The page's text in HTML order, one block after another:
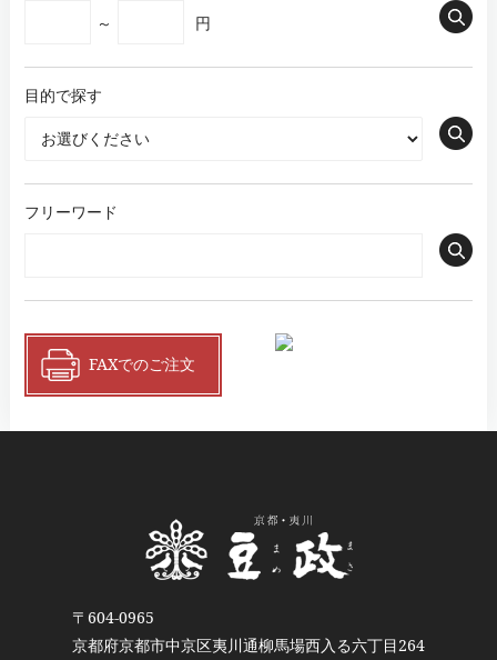
～ 円
目的で探す
フリーワード
FAXでのご注文
〒604-0965
京都府京都市中京区夷川通柳馬場西入る六丁目264